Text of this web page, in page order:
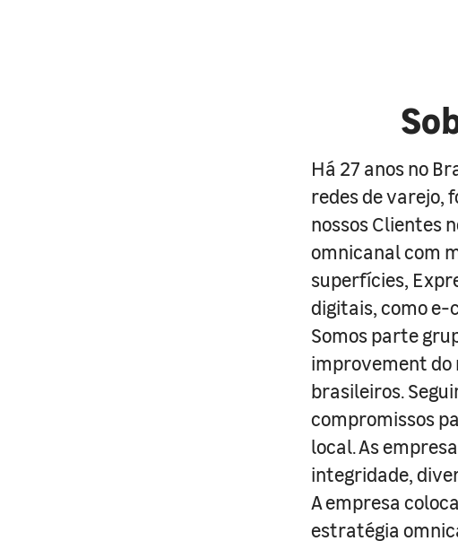
Há 27 anos no
redes de varejo,
nossos Clientes
omnicanal com
superfícies,
digitais, como
Somos parte
improvement do
brasileiros.
compromissos
local. As
integridade,
A empresa
estratégia